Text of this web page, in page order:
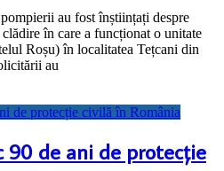
au fost înștiințați despre
în care a funcționat o unitate
Roșu) în localitatea Tețcani din
au
90 de ani de protecție